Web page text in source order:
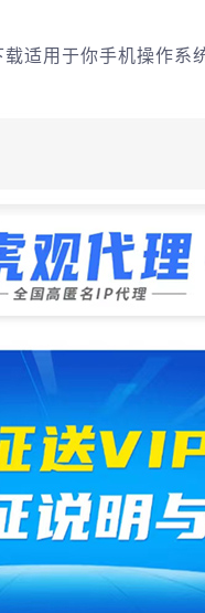
适用于你手机操作系